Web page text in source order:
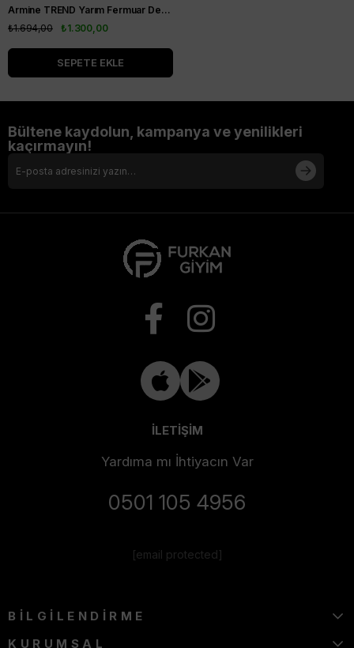
Armine TREND Yarım Fermuar Detay Tunik Siyah 26YT445
₺1.300,00
₺1.694,00
SEPETE EKLE
Bültene kaydolun, kampanya ve yenilikleri
kaçırmayın!
İLETİŞİM
Yardıma mı İhtiyacın Var
0501 105 4956
[email protected]
BİLGİLENDİRME
KURUMSAL